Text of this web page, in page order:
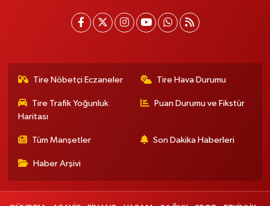
Tire Nöbetçi Eczaneler Tire Hava Durumu
Tire Trafik Yoğunluk
Haritası
Puan Durumu ve Fikstür
Tüm Manşetler Son Dakika Haberleri
Haber Arşivi